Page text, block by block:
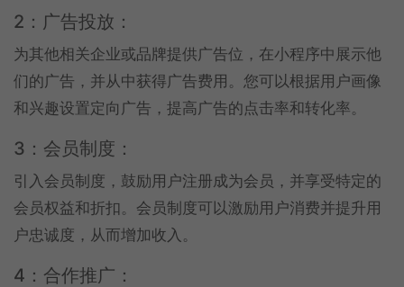
2：广告投放：
为其他相关企业或品牌提供广告位，在小程序中展示他
们的广告，并从中获得广告费用。您可以根据用户画像
和兴趣设置定向广告，提高广告的点击率和转化率。
3：会员制度：
引入会员制度，鼓励用户注册成为会员，并享受特定的
会员权益和折扣。会员制度可以激励用户消费并提升用
户忠诚度，从而增加收入。
4：合作推广：